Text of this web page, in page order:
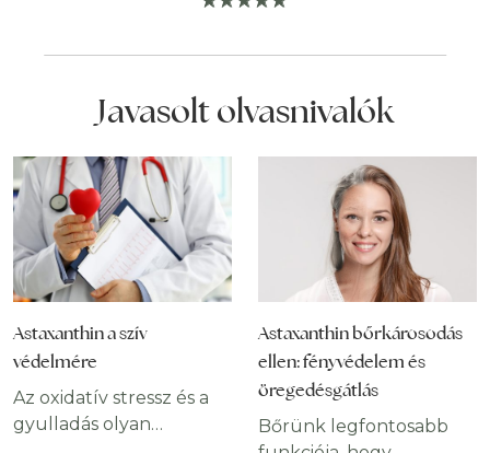
Javasolt olvasnivalók
Astaxanthin a szív
védelmére
Az oxidatív stressz és a
gyulladás olyan
Astaxanthin bőrkárosodás
ellen: fényvédelem és
öregedésgátlás
Bőrünk legfontosabb